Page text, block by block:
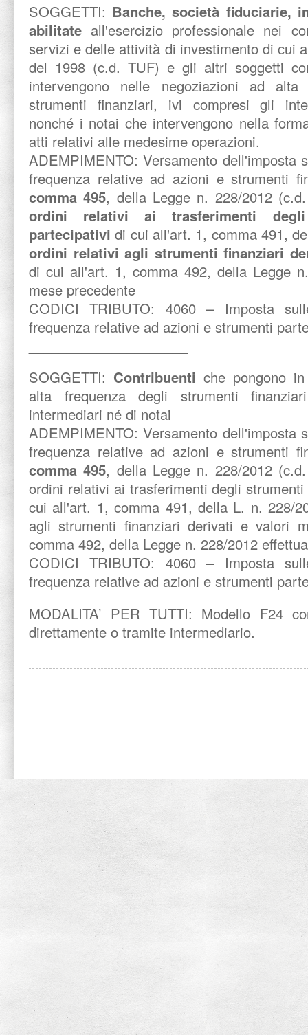
SOGGETTI: Banche, società fiduciarie,
abilitate all'esercizio professionale nei
servizi e delle attività di investimento di cui
del 1998 (c.d. TUF) e gli altri soggetti
intervengono nelle negoziazioni ad
strumenti finanziari, ivi compresi gli
nonché i notai che intervengono nella
atti relativi alle medesime operazioni.
ADEMPIMENTO:Versamento dell'imposta
frequenza relative ad azioni e strumenti
comma 495, della Legge n. 228/2012
ordini relativi ai trasferimenti
partecipatividi cui all'art. 1, comma 491,
ordini relativi agli strumenti finanziari
di cui all'art. 1, comma 492, della Legge
mese precedente
CODICI TRIBUTO: 4060 – Imposta
frequenza relative ad azioni e strumenti
SOGGETTI: Contribuenti che pongono
alta frequenza degli strumenti
intermediari né di notai
ADEMPIMENTO:Versamento dell'imposta
frequenza relative ad azioni e strumenti
comma 495, della Legge n. 228/2012
ordini relativi ai trasferimenti degli
cui all'art. 1, comma 491, della L. n. 228/
agli strumenti finanziari derivati e valori
comma 492, della Legge n. 228/2012
CODICI TRIBUTO: 4060 – Imposta
frequenza relative ad azioni e strumenti
MODALITA’ PER TUTTI: Modello F24
direttamente o tramite intermediario.